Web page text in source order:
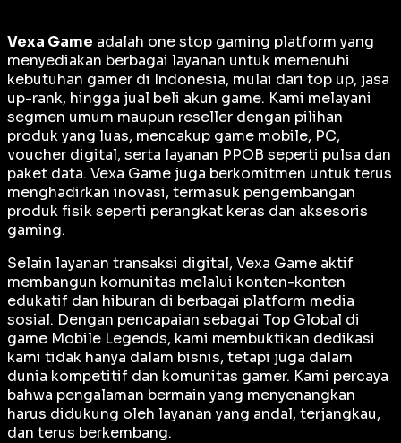
Vexa Game adalah one stop gaming platform yang
menyediakan berbagai layanan untuk memenuhi
kebutuhan gamer di Indonesia, mulai dari top up, jasa
up-rank, hingga jual beli akun game. Kami melayani
segmen umum maupun reseller dengan pilihan
produk yang luas, mencakup game mobile, PC,
voucher digital, serta layanan PPOB seperti pulsa dan
paket data. Vexa Game juga berkomitmen untuk terus
menghadirkan inovasi, termasuk pengembangan
produk fisik seperti perangkat keras dan aksesoris
gaming.
Selain layanan transaksi digital, Vexa Game aktif
membangun komunitas melalui konten-konten
edukatif dan hiburan di berbagai platform media
sosial. Dengan pencapaian sebagai Top Global di
game Mobile Legends, kami membuktikan dedikasi
kami tidak hanya dalam bisnis, tetapi juga dalam
dunia kompetitif dan komunitas gamer. Kami percaya
bahwa pengalaman bermain yang menyenangkan
harus didukung oleh layanan yang andal, terjangkau,
dan terus berkembang.